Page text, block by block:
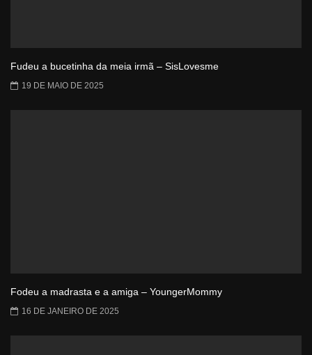
Fudeu a bucetinha da meia irmã – SisLovesme
19 DE MAIO DE 2025
Fodeu a madrasta e a amiga – YoungerMommy
16 DE JANEIRO DE 2025